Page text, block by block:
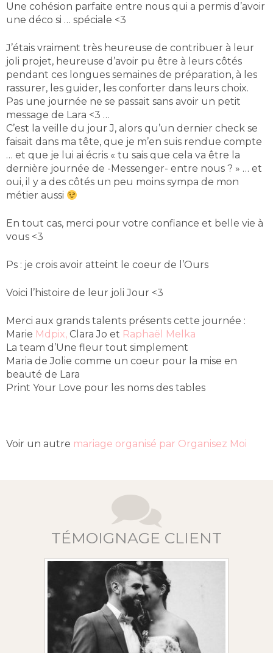
Une cohésion parfaite entre nous qui a permis d’avoir
une déco si … spéciale <3
J’étais vraiment très heureuse de contribuer à leur
joli projet, heureuse d’avoir pu être à leurs côtés
pendant ces longues semaines de préparation, à les
rassurer, les guider, les conforter dans leurs choix.
Pas une journée ne se passait sans avoir un petit
message de Lara <3 …
C’est la veille du jour J, alors qu’un dernier check se
faisait dans ma tête, que je m’en suis rendue compte
… et que je lui ai écris « tu sais que cela va être la
dernière journée de -Messenger- entre nous ? » … et
oui, il y a des côtés un peu moins sympa de mon
métier aussi
En tout cas, merci pour votre confiance et belle vie à
vous <3
Ps : je crois avoir atteint le coeur de l’Ours
Voici l’histoire de leur joli Jour <3
Merci aux grands talents présents cette journée :
Marie Mdpix, Clara Jo et Raphaël Melka
La team d’Une fleur tout simplement
Maria de Jolie comme un coeur pour la mise en
beauté de Lara
Print Your Love pour les noms des tables
Voir un autre mariage organisé par Organisez Moi
TÉMOIGNAGE CLIENT